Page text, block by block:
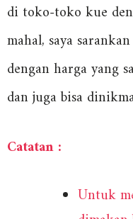
di toko-toko kue
mahal, saya
dengan harga yang
dan juga bisa
Catatan :
Untuk